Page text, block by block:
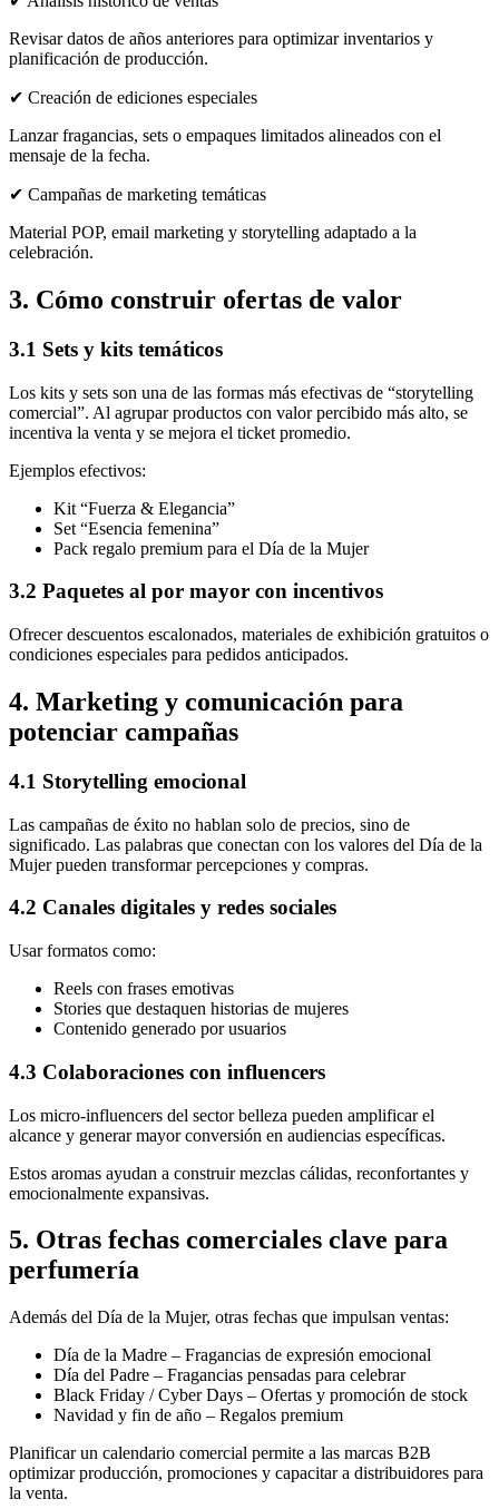
Revisar datos de años anteriores para optimizar inventarios y
planificación de producción.
✔ Creación de ediciones especiales
Lanzar fragancias, sets o empaques limitados alineados con el
mensaje de la fecha.
✔ Campañas de marketing temáticas
Material POP, email marketing y storytelling adaptado a la
celebración.
3. Cómo construir ofertas de valor
3.1 Sets y kits temáticos
Los kits y sets son una de las formas más efectivas de “storytelling
comercial”. Al agrupar productos con valor percibido más alto, se
incentiva la venta y se mejora el ticket promedio.
Ejemplos efectivos:
Kit “Fuerza & Elegancia”
Set “Esencia femenina”
Pack regalo premium para el Día de la Mujer
3.2 Paquetes al por mayor con incentivos
Ofrecer descuentos escalonados, materiales de exhibición gratuitos o
condiciones especiales para pedidos anticipados.
4. Marketing y comunicación para
potenciar campañas
4.1 Storytelling emocional
Las campañas de éxito no hablan solo de precios, sino de
significado. Las palabras que conectan con los valores del Día de la
Mujer pueden transformar percepciones y compras.
4.2 Canales digitales y redes sociales
Usar formatos como:
Reels con frases emotivas
Stories que destaquen historias de mujeres
Contenido generado por usuarios
4.3 Colaboraciones con influencers
Los micro-influencers del sector belleza pueden amplificar el
alcance y generar mayor conversión en audiencias específicas.
Estos aromas ayudan a construir mezclas cálidas, reconfortantes y
emocionalmente expansivas.
5. Otras fechas comerciales clave para
perfumería
Además del Día de la Mujer, otras fechas que impulsan ventas:
Día de la Madre – Fragancias de expresión emocional
Día del Padre – Fragancias pensadas para celebrar
Black Friday / Cyber Days – Ofertas y promoción de stock
Navidad y fin de año – Regalos premium
Planificar un calendario comercial permite a las marcas B2B
optimizar producción, promociones y capacitar a distribuidores para
la venta.